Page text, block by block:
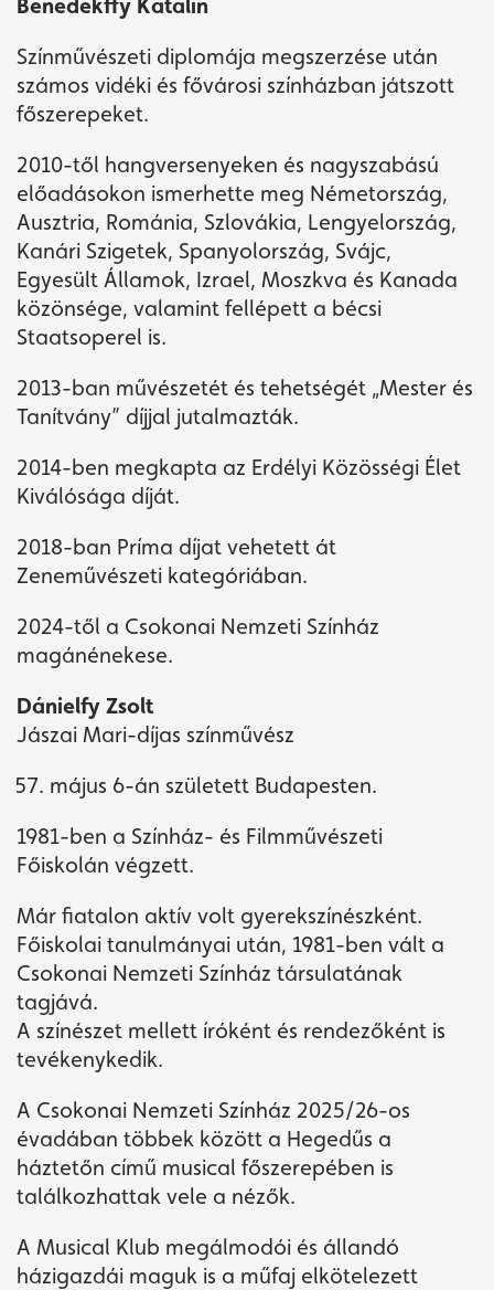
Jegyvásárlás
Benedekffy Katalin
Színművészeti diplomája megszerzése után
számos vidéki és fővárosi színházban játszott
főszerepeket.
2010-től hangversenyeken és nagyszabású
előadásokon ismerhette meg Németország,
Ausztria, Románia, Szlovákia, Lengyelország,
Kanári Szigetek, Spanyolország, Svájc,
Egyesült Államok, Izrael, Moszkva és Kanada
közönsége, valamint fellépett a bécsi
Staatsoperel is.
2013-ban művészetét és tehetségét „Mester és
Tanítvány” díjjal jutalmazták.
2014-ben megkapta az Erdélyi Közösségi Élet
Kiválósága díját.
2018-ban Príma díjat vehetett át
Zeneművészeti kategóriában.
2024-től a Csokonai Nemzeti Színház
magánénekese.
Dánielfy Zsolt
Jászai Mari-díjas színművész
május 6-án született Budapesten.
1981-ben a Színház- és Filmművészeti
Főiskolán végzett.
Már fiatalon aktív volt gyerekszínészként.
Főiskolai tanulmányai után, 1981-ben vált a
Csokonai Nemzeti Színház társulatának
tagjává.
A színészet mellett íróként és rendezőként is
tevékenykedik.
A Csokonai Nemzeti Színház 2025/26-os
évadában többek között a Hegedűs a
háztetőn című musical főszerepében is
találkozhattak vele a nézők.
A Musical Klub megálmodói és állandó
házigazdái maguk is a műfaj elkötelezett